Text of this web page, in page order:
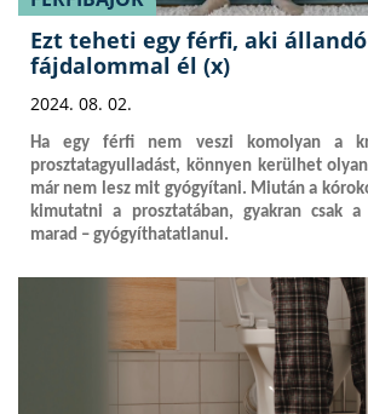
Ezt teheti egy férfi, aki állandó
fájdalommal él (x)
2024. 08. 02.
Ha egy férfi nem veszi komolyan a
prosztatagyulladást, könnyen kerülhet
már nem lesz mit gyógyítani. Miután a
kimutatni a prosztatában, gyakran csak
marad – gyógyíthatatlanul.